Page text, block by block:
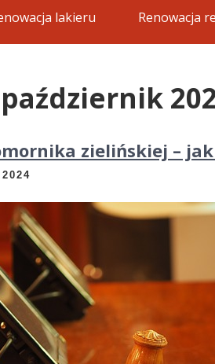
lakieru Renowacja
październik
zielińskiej –